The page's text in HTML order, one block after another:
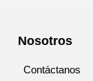
Nosotros
Contáctanos